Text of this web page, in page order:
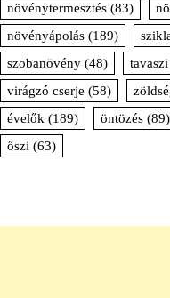
növénytermesztés (83)
növényápolás (189)
szobanövény (48) tavaszi
virágzó cserje (58)
évelők (189) öntözés (89)
őszi (63)